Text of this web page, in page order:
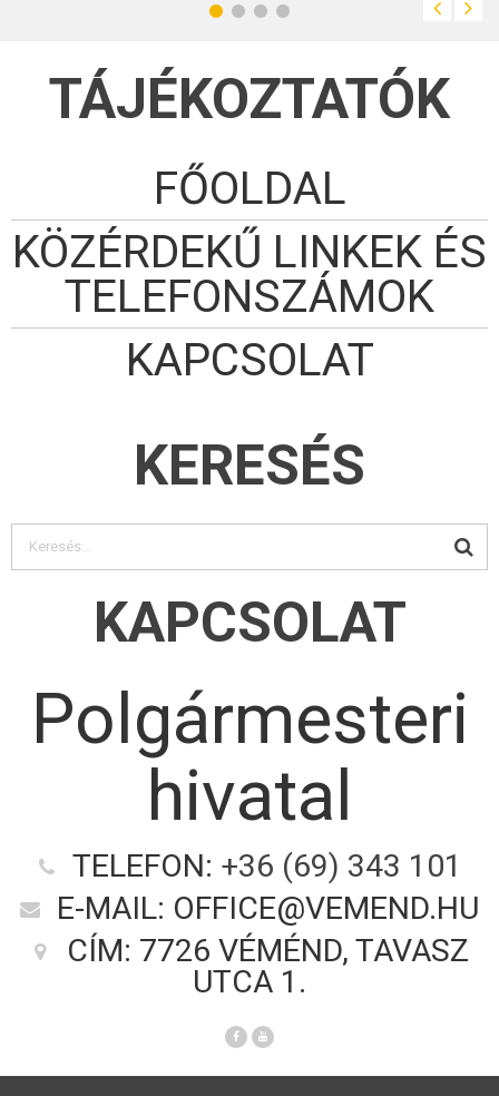
TÁJÉKOZTATÓK
FŐOLDAL
KÖZÉRDEKŰ LINKEK ÉS
TELEFONSZÁMOK
KAPCSOLAT
KERESÉS
KAPCSOLAT
Polgármesteri
hivatal
TELEFON: +36 (69) 343 101
E-MAIL: OFFICE@VEMEND.HU
CÍM: 7726 VÉMÉND, TAVASZ
UTCA 1.